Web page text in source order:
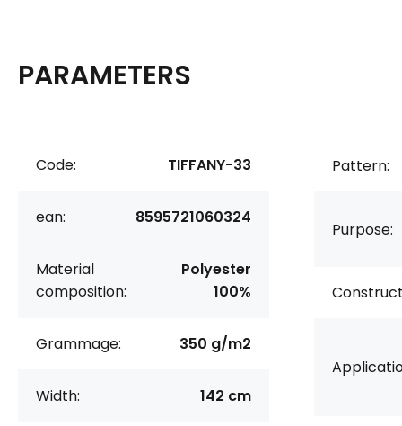
PARAMETERS
Code: TIFFANY-33
ean: 8595721060324
Material
composition:
Polyester
100%
Grammage: 350 g/m2
Width: 142 cm
Pattern:
Purpose: